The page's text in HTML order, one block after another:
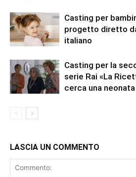
Casting per
progetto diretto
italiano
Casting per la
serie Rai «La
cerca una
LASCIA UN COMMENTO